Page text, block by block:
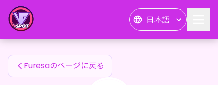
日本語
Furesaのファンアイテム
Furesaのページに戻る
Furesaのファンアイテム — 24karat